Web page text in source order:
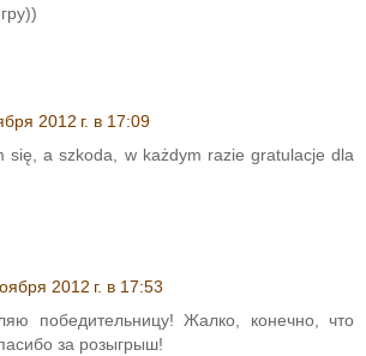
2012 г. в 17:09
się, a szkoda, w każdym razie gratulacje dla
2012 г. в 17:53
победительницу! Жалко, конечно, что
за розыгрыш!